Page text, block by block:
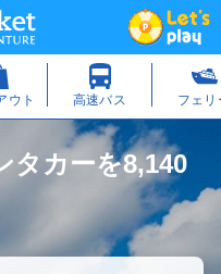
タカーを8,140